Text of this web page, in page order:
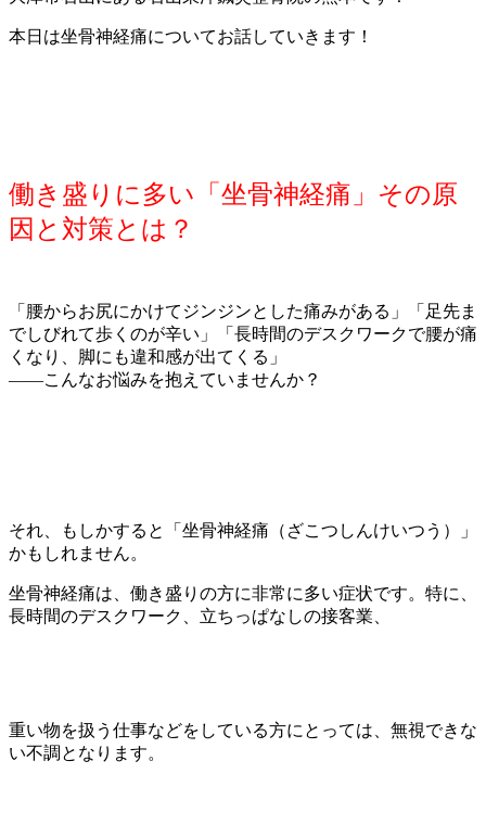
本日は坐骨神経痛についてお話していきます！
働き盛りに多い「坐骨神経痛」その原
因と対策とは？
「腰からお尻にかけてジンジンとした痛みがある」「足先ま
でしびれて歩くのが辛い」「長時間のデスクワークで腰が痛
くなり、脚にも違和感が出てくる」
――こんなお悩みを抱えていませんか？
それ、もしかすると「坐骨神経痛（ざこつしんけいつう）」
かもしれません。
坐骨神経痛は、働き盛りの方に非常に多い症状です。特に、
長時間のデスクワーク、立ちっぱなしの接客業、
重い物を扱う仕事などをしている方にとっては、無視できな
い不調となります。